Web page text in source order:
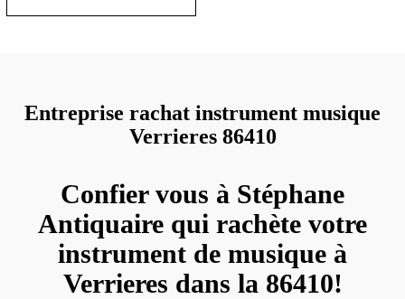
Entreprise rachat instrument musique
Verrieres 86410
Confier vous à Stéphane
Antiquaire qui rachète votre
instrument de musique à
Verrieres dans la 86410!